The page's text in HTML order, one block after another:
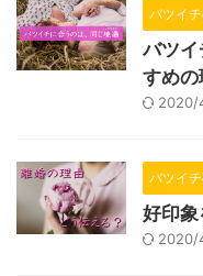
バツイ
バツ
すめの
2020/
バツイ
好印
2020/